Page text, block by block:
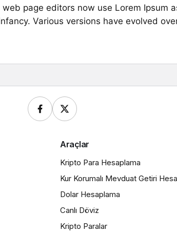
page editors now use Lorem Ipsum
Various versions have evolved
Araçlar
Kripto Para Hesaplama
Kur Korumalı Mevduat Getiri
Dolar Hesaplama
Canlı Döviz
Kripto Paralar